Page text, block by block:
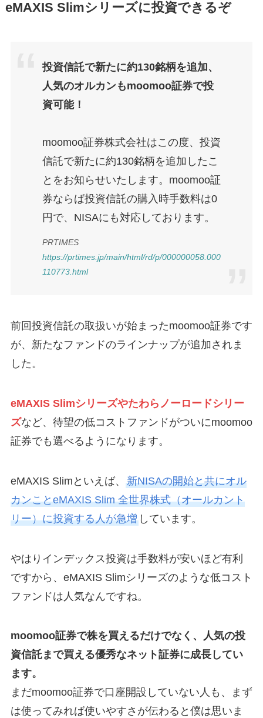
eMAXIS Slimシリーズに投資できるぞ
投資信託で新たに約130銘柄を追加、
人気のオルカンもmoomoo証券で投
資可能！
moomoo証券株式会社はこの度、投資
信託で新たに約130銘柄を追加したこ
とをお知らせいたします。moomoo証
券ならば投資信託の購入時手数料は0
円で、NISAにも対応しております。
PRTIMES
https://prtimes.jp/main/html/rd/p/000000058.000
110773.html
前回投資信託の取扱いが始まったmoomoo証券です
が、新たなファンドのラインナップが追加されま
した。
eMAXIS Slimシリーズやたわらノーロードシリー
ズなど、待望の低コストファンドがついにmoomoo
証券でも選べるようになります。
eMAXIS Slimといえば、 新NISAの開始と共にオル
カンことeMAXIS Slim 全世界株式（オールカント
リー）に投資する人が急増しています。
やはりインデックス投資は手数料が安いほど有利
ですから、eMAXIS Slimシリーズのような低コスト
ファンドは人気なんですね。
moomoo証券で株を買えるだけでなく、人気の投
資信託まで買える優秀なネット証券に成長してい
ます。
まだmoomoo証券で口座開設していない人も、まず
は使ってみれば使いやすさが伝わると僕は思いま